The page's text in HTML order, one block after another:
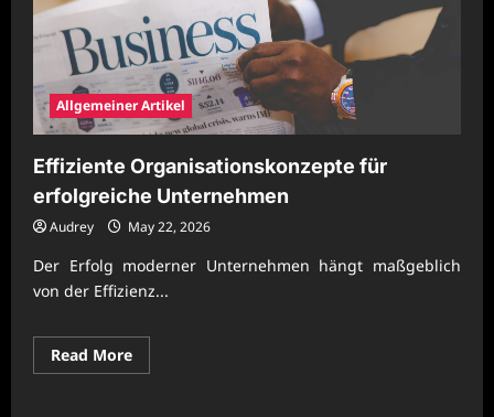
Allgemeiner Artikel
Effiziente Organisationskonzepte für
erfolgreiche Unternehmen
Audrey May 22, 2026
Der Erfolg moderner Unternehmen hängt maßgeblich
von der Effizienz...
Read MoreRead
more